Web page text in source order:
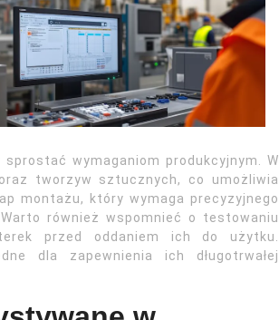
wymaganiom produkcyjnym. W
tworzyw sztucznych, co umożliwia
montażu, który wymaga precyzyjnego
również wspomnieć o testowaniu
przed oddaniem ich do użytku.
dla zapewnienia ich długotrwałej